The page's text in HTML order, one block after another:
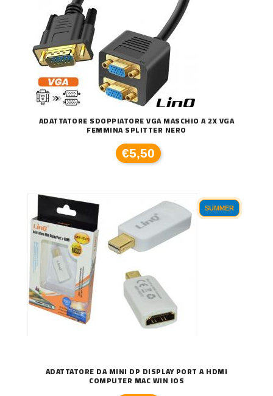
ADATTATORE SDOPPIATORE VGA MASCHIO A 2X VGA
FEMMINA SPLITTER NERO
€5,50
SUMMER
ADATTATORE DA MINI DP DISPLAY PORT A HDMI
COMPUTER MAC WIN IOS